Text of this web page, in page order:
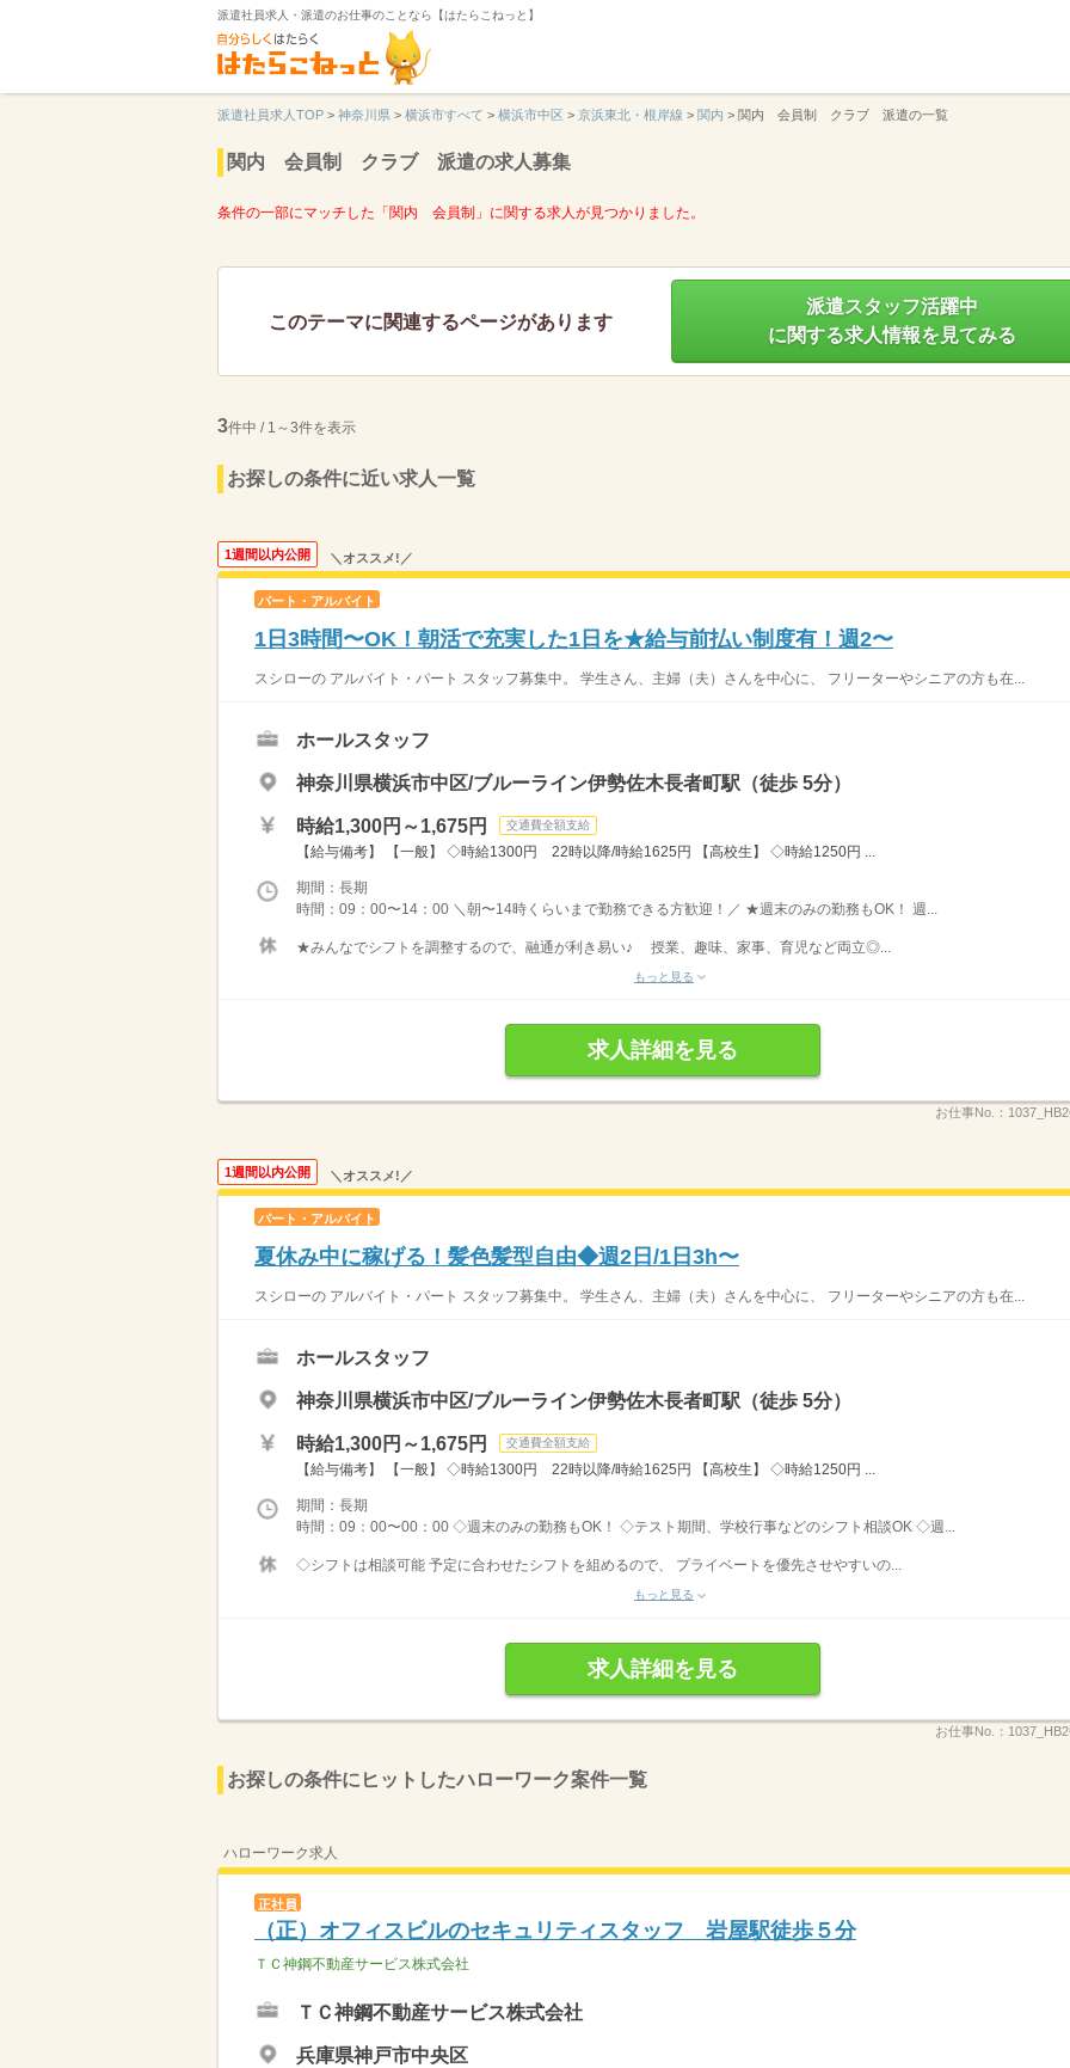
派遣社員求人・派遣のお仕事のことなら【はたらこねっと】
派遣社員求人TOP > 神奈川県 > 横浜市すべて > 横浜市中区 > 京浜東北・根岸線 > 関内 > 関内 会員制 クラブ 派遣の一覧
関内 会員制 クラブ 派遣の求人募集
条件の一部にマッチした「関内 会員制」に関する求人が見つかりました。
このテーマに関連するページがあります
派遣スタッフ活躍中
に関する求人情報を見てみる
3件中 / 1～3件を表示
お探しの条件に近い求人一覧
1週間以内公開 ＼オススメ!／
パート・アルバイト
1日3時間〜OK！朝活で充実した1日を★給与前払い制度有！週2〜
スシローの アルバイト・パート スタッフ募集中。 学生さん、主婦（夫）さんを中心に、 フリーターやシニアの方も在...
ホールスタッフ
神奈川県横浜市中区/ブルーライン伊勢佐木長者町駅（徒歩 5分）
時給1,300円～1,675円 交通費全額支給
【給与備考】 【一般】 ◇時給1300円 22時以降/時給1625円 【高校生】 ◇時給1250円 ...
期間：長期
時間：09：00〜14：00 ＼朝〜14時くらいまで勤務できる方歓迎！／ ★週末のみの勤務もOK！ 週...
★みんなでシフトを調整するので、融通が利き易い♪ 授業、趣味、家事、育児など両立◎...
もっと見る
求人詳細を見る
お仕事No.：
1週間以内公開 ＼オススメ!／
パート・アルバイト
夏休み中に稼げる！髪色髪型自由◆週2日/1日3h〜
スシローの アルバイト・パート スタッフ募集中。 学生さん、主婦（夫）さんを中心に、 フリーターやシニアの方も在...
ホールスタッフ
神奈川県横浜市中区/ブルーライン伊勢佐木長者町駅（徒歩 5分）
時給1,300円～1,675円 交通費全額支給
【給与備考】 【一般】 ◇時給1300円 22時以降/時給1625円 【高校生】 ◇時給1250円 ...
期間：長期
時間：09：00〜00：00 ◇週末のみの勤務もOK！ ◇テスト期間、学校行事などのシフト相談OK ◇週...
◇シフトは相談可能 予定に合わせたシフトを組めるので、 プライベートを優先させやすいの...
もっと見る
求人詳細を見る
お仕事No.：
お探しの条件にヒットしたハローワーク案件一覧
ハローワーク求人
正社員
（正）オフィスビルのセキュリティスタッフ 岩屋駅徒歩５分
ＴＣ神鋼不動産サービス株式会社
ＴＣ神鋼不動産サービス株式会社
兵庫県神戸市中央区